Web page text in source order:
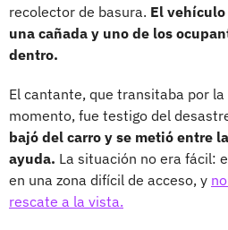
recolector de basura. El
una cañada y uno de los
dentro.
El cantante, que transitaba por
momento, fue testigo del
bajó del carro y se metió entre
ayuda. La situación no era fácil:
en una zona difícil de acceso, y
rescate a la vista.